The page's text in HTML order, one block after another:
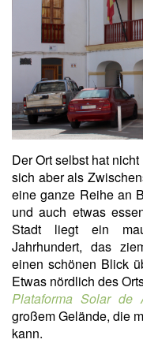
Der Ort selbst hat
sich aber als
eine ganze Reihe an
und auch etwas
Stadt liegt ein
Jahrhundert, das
einen schönen Blick
Etwas nördlich des
Plataforma Solar de
großem Gelände, die
kann.